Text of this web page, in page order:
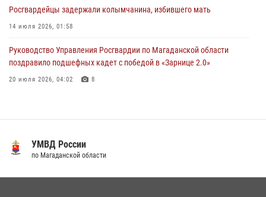
Росгвардейцы задержали колымчанина, избившего мать
14 июля 2026, 01:58
Руководство Управления Росгвардии по Магаданской области
поздравило подшефных кадет с победой в «Зарнице 2.0»
20 июля 2026, 04:02 8
Кинологический тандем из Магадана завоевал бронзу на
УМВД России
по Магаданской области